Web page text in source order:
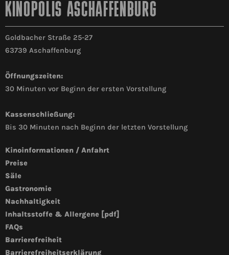
KINOPOLIS ASCHAFFENBURG
Goldbacher Straße 25-27
63739 Aschaffenburg
Öffnungszeiten:
30 Minuten vor Beginn der ersten Vorstellung
Kassenschließung:
Bis 30 Minuten nach Beginn der letzten Vorstellung
Kinoinformationen / Anfahrt
Preise
Säle
Gastronomie
Nachhaltigkeit
Inhaltsstoffe & Allergene [pdf]
FAQs
Barrierefreiheit
Barrierefreiheitserklärung